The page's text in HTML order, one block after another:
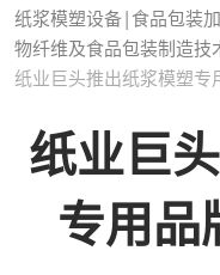
纸浆模塑设备|食品包装
物纤维及食品包装制造技
纸业巨头推出纸浆模塑专
纸业巨
专用